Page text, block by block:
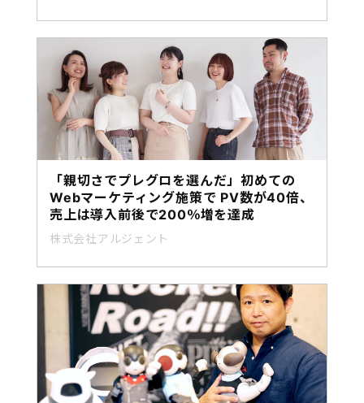
「親切さでプレグロを選んだ」初めての
Webマーケティング施策で PV数が40倍、
売上は導入前後で200％増を達成
株式会社アルジェント